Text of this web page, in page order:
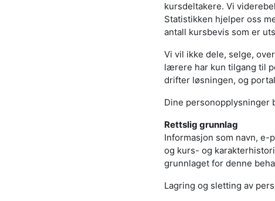
kursdeltakere. Vi
Statistikken hjelper oss
antall kursbevis som er
Vi vil ikke dele, selge,
lærere har kun tilgang til
drifter løsningen, og
Dine personopplysninger
Rettslig grunnlag
Informasjon som navn, e-
og kurs- og
grunnlaget for denne
Lagring og sletting av